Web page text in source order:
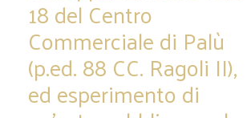
18 del Centro
Commerciale di Palù
(p.ed. 88 CC. Ragoli II),
ed esperimento di